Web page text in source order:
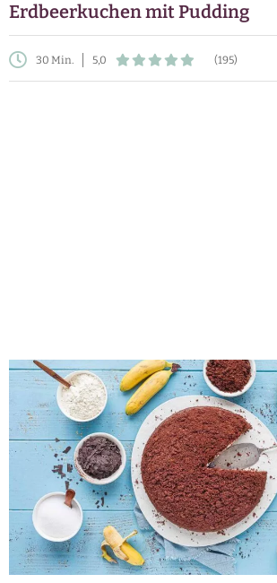
Erdbeerkuchen mit Pudding
30 Min. 5,0 (195)